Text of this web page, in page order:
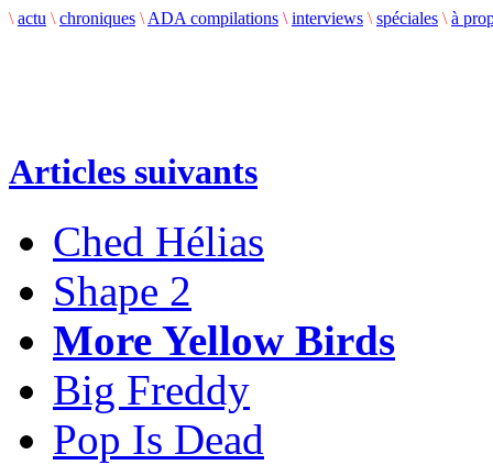
\ actu \ chroniques \ ADA compilations \ interviews \ spéciales \ à
Articles suivants
Ched Hélias
Shape 2
More Yellow Birds
Big Freddy
Pop Is Dead